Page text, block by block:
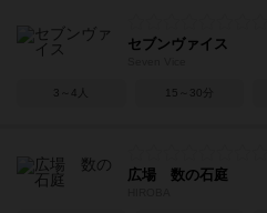
セブンヴァイス
3～4人 15～30分
広場 数の石庭